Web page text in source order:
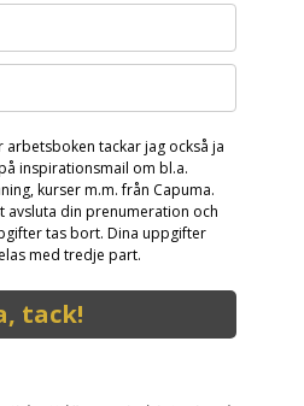
arbetsboken tackar jag också ja
inspirationsmail om bl.a.
kurser m.m. från Capuma.
avsluta din prenumeration och
tas bort. Dina uppgifter
med tredje part.
tack!